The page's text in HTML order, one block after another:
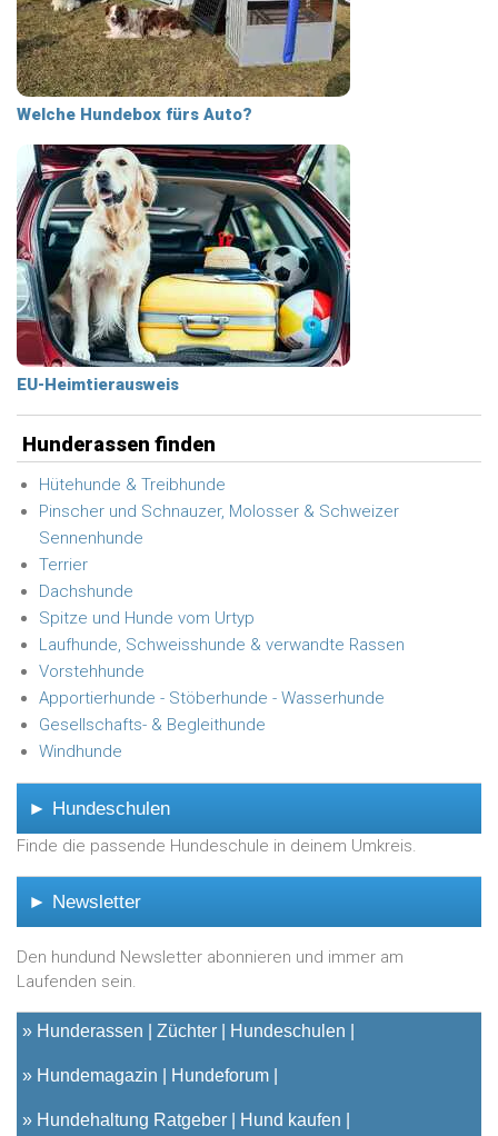
Welche Hundebox fürs Auto?
EU-Heimtierausweis
Hunderassen finden
Hütehunde & Treibhunde
Pinscher und Schnauzer, Molosser & Schweizer
Sennenhunde
Terrier
Dachshunde
Spitze und Hunde vom Urtyp
Laufhunde, Schweisshunde & verwandte Rassen
Vorstehhunde
Apportierhunde - Stöberhunde - Wasserhunde
Gesellschafts- & Begleithunde
Windhunde
► Hundeschulen
Finde die passende Hundeschule in deinem Umkreis.
► Newsletter
Den hundund Newsletter abonnieren und immer am
Laufenden sein.
» Hunderassen Züchter Hundeschulen
» Hundemagazin Hundeforum
» Hundehaltung Ratgeber Hund kaufen